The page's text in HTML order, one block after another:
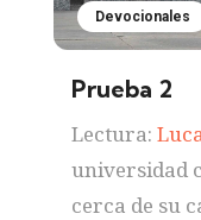
Devocionales
Prueba 2
Lectura:
universidad
cerca de su